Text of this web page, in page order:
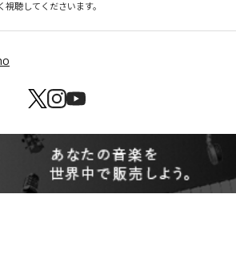
聴してくださいます。